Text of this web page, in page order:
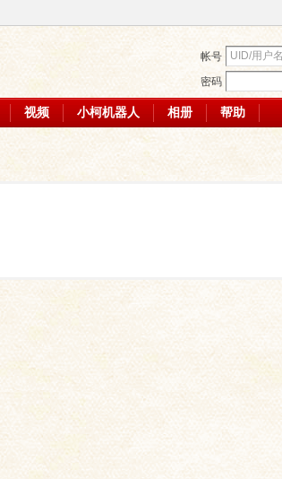
帐号
密码
视频 小柯机器人 相册 帮助